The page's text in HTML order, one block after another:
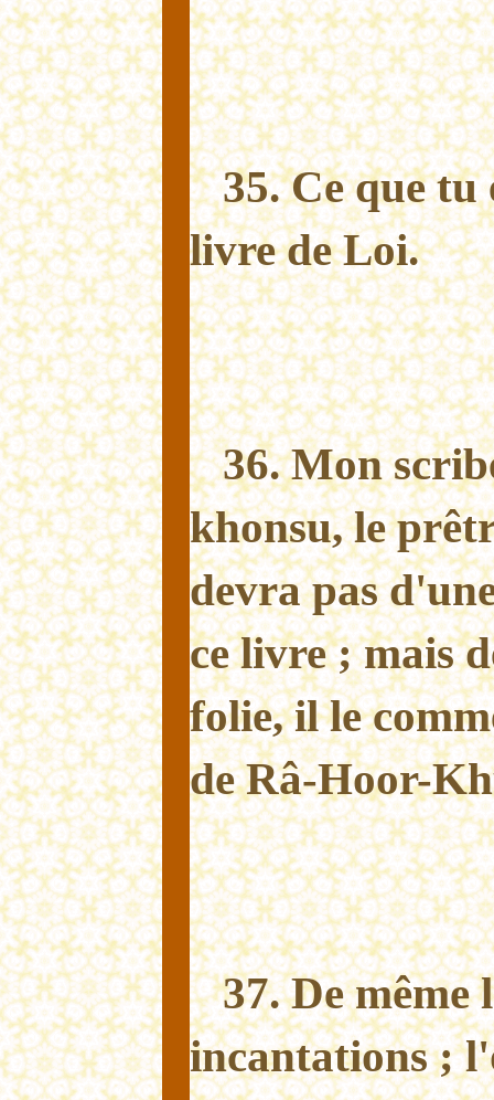
35. Ce que
livre de Loi.
36. Mon
khonsu, le
devra pas
ce livre ; mais
folie, il le
de Râ-Hoor-
37. De même
incantations ;